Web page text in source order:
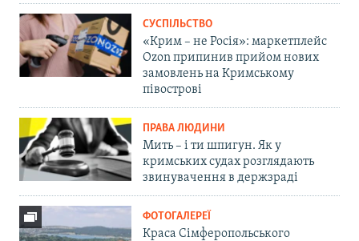
СУСПІЛЬСТВО
«Крим – не Росія»: маркетплейс
Ozon припинив прийом нових
замовлень на Кримському
півострові
ПРАВА ЛЮДИНИ
Мить – і ти шпигун. Як у
кримських судах розглядають
звинувачення в держзраді
ФОТОГАЛЕРЕЇ
Краса Сімферопольського